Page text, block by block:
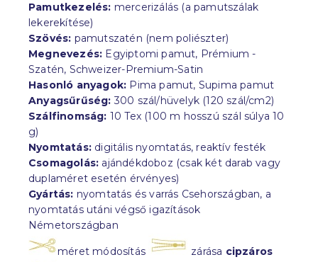
Pamutkezelés: mercerizálás (a pamutszálak
lekerekítése)
Szövés: pamutszatén (nem poliészter)
Megnevezés: Egyiptomi pamut, Prémium -
Szatén, Schweizer-Premium-Satin
Hasonló anyagok: Pima pamut, Supima pamut
Anyagsűrűség: 300 szál/hüvelyk (120 szál/cm2)
Szálfinomság: 10 Tex (100 m hosszú szál súlya 10
g)
Nyomtatás: digitális nyomtatás, reaktív festék
Csomagolás: ajándékdoboz (csak két darab vagy
duplaméret esetén érvényes)
Gyártás: nyomtatás és varrás Csehországban, a
nyomtatás utáni végső igazítások
Németországban
méret módosítás zárása cipzáros